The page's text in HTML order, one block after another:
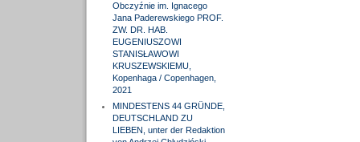
Obczyźnie im. Ignacego
Jana Paderewskiego PROF.
ZW. DR. HAB.
EUGENIUSZOWI
STANISŁAWOWI
KRUSZEWSKIEMU,
Kopenhaga / Copenhagen,
2021
MINDESTENS 44 GRÜNDE,
DEUTSCHLAND ZU
LIEBEN, unter der Redaktion